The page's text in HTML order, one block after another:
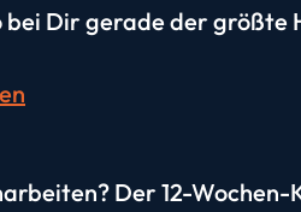
bei Dir gerade der
Der 12-